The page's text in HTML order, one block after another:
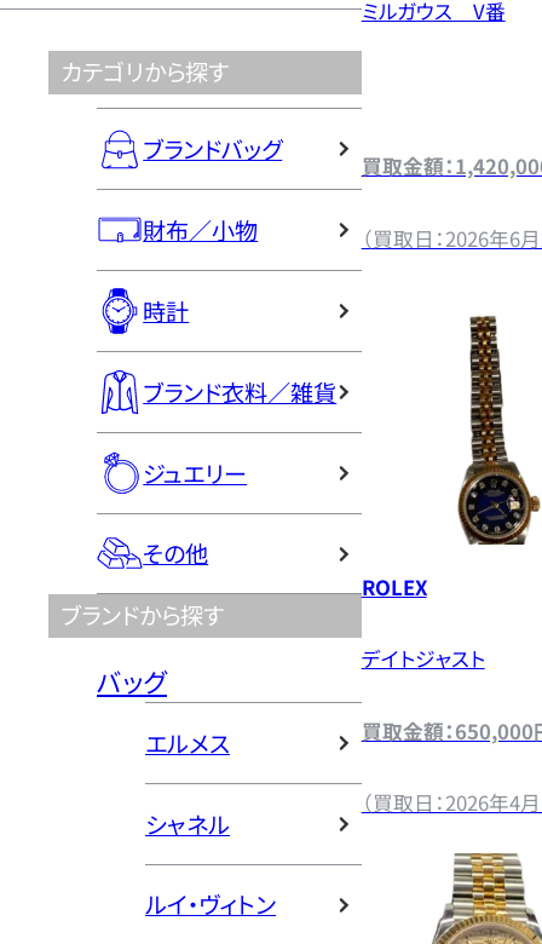
カテゴリから探す
ブランドバッグ
財布／小物
時計
ブランド衣料／雑貨
ジュエリー
その他
ブランドから探す
バッグ
エルメス
シャネル
ルイ・ヴィトン
ミルガウス V番
買取金額：
（買取日：2026年6
ROLEX
デイトジャスト
買取金額：650,000
（買取日：2026年4